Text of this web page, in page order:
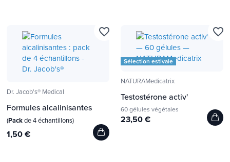
Dr. Jacob's® Medical
Formules alcalinisantes
(Packde 4 échantillons)
1,50 €
favorite_border
Sélection estivale
NATURAMedicatrix
Testostérone activ'
60 gélules végétales
23,50 €
favorite_border